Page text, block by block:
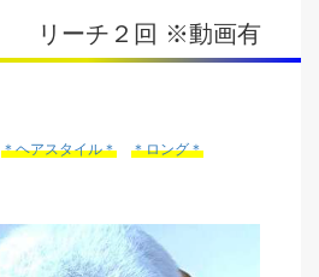
リーチ２回 ※動画有
＊ヘアスタイル＊ ＊ロング＊